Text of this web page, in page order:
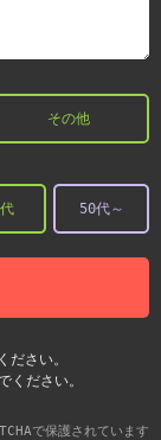
その他
50代～
さい。
ください。
で保護されています